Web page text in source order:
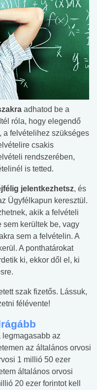
adhatod be a
róla, hogy elegendő
a felvételihez szükséges
csakis
rendszerében,
is tetted.
jelentkezhetsz, és
Ügyfélkapun keresztül.
akik a felvételi
kerültek be, vagy
sem a felvételin. A
A ponthatárokat
ki, ekkor dől el, ki
szak fizetős. Lássuk,
félévente!
az
az általános orvosi
1 millió 50 ezer
általános orvosi
20 ezer forintot kell